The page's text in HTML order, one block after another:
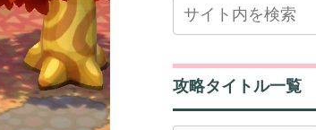
攻略タイトル一覧